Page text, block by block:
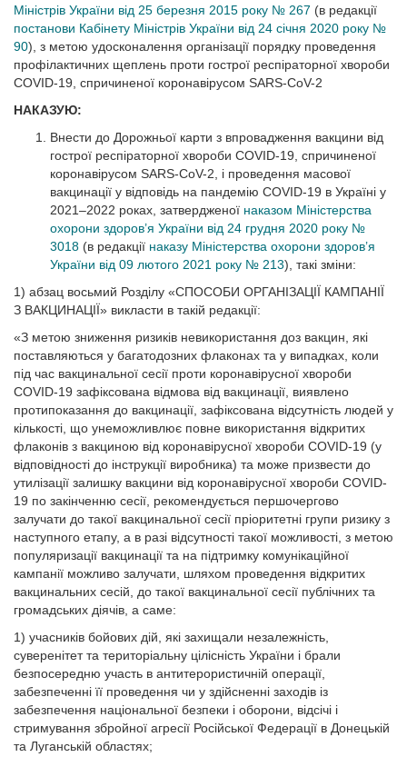
Міністрів України від 25 березня 2015 року № 267 (в редакції
постанови Кабінету Міністрів України від 24 січня 2020 року №
90), з метою удосконалення організації порядку проведення
профілактичних щеплень проти гострої респіраторної хвороби
COVID-19, спричиненої коронавірусом SARS-CoV-2
НАКАЗУЮ:
Внести до Дорожньої карти з впровадження вакцини від
гострої респіраторної хвороби COVID-19, спричиненої
коронавірусом SARS-CoV-2, і проведення масової
вакцинації у відповідь на пандемію COVID-19 в Україні у
2021–2022 роках, затвердженої наказом Міністерства
охорони здоров’я України від 24 грудня 2020 року №
3018 (в редакції наказу Міністерства охорони здоров’я
України від 09 лютого 2021 року № 213), такі зміни:
1) абзац восьмий Розділу «СПОСОБИ ОРГАНІЗАЦІЇ КАМПАНІЇ
З ВАКЦИНАЦІЇ» викласти в такій редакції:
«З метою зниження ризиків невикористання доз вакцин, які
поставляються у багатодозних флаконах та у випадках, коли
під час вакцинальної сесії проти коронавірусної хвороби
COVID-19 зафіксована відмова від вакцинації, виявлено
протипоказання до вакцинації, зафіксована відсутність людей у
кількості, що унеможливлює повне використання відкритих
флаконів з вакциною від коронавірусної хвороби COVID-19 (у
відповідності до інструкції виробника) та може призвести до
утилізації залишку вакцини від коронавірусної хвороби COVID-
19 по закінченню сесії, рекомендується першочергово
залучати до такої вакцинальної сесії пріоритетні групи ризику з
наступного етапу, а в разі відсутності такої можливості, з метою
популяризації вакцинації та на підтримку комунікаційної
кампанії можливо залучати, шляхом проведення відкритих
вакцинальних сесій, до такої вакцинальної сесії публічних та
громадських діячів, а саме:
1) учасників бойових дій, які захищали незалежність,
суверенітет та територіальну цілісність України і брали
безпосередню участь в антитерористичній операції,
забезпеченні її проведення чи у здійсненні заходів із
забезпечення національної безпеки і оборони, відсічі і
стримування збройної агресії Російської Федерації в Донецькій
та Луганській областях;